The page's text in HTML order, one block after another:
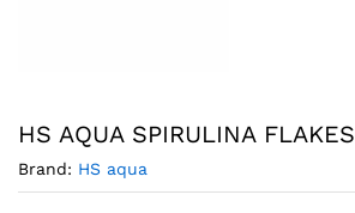
HS AQUA SPIRULINA FLAKES
Brand: HS aqua